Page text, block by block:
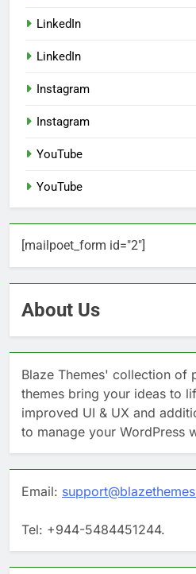
LinkedIn
LinkedIn
Instagram
Instagram
YouTube
YouTube
[mailpoet_form id="2"]
About Us
Blaze Themes' collection of
themes bring your ideas to
improved UI & UX and
to manage your WordPress
Email:
Tel: +944-5484451244.